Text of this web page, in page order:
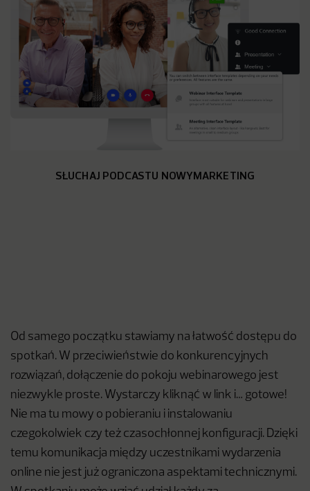
SŁUCHAJ PODCASTU NOWYMARKETING
Od samego początku stawiamy na łatwość dostępu do
spotkań. W przeciwieństwie do konkurencyjnych
rozwiązań, dołączenie do pokoju webinarowego jest
niezwykle proste. Wystarczy kliknąć w link i… gotowe!
Nie ma tu mowy o pobieraniu i instalowaniu
czegokolwiek czy też czasochłonnej konfiguracji. Dzięki
temu komunikacja między uczestnikami wydarzenia
online nie jest już ograniczona aspektami technicznymi.